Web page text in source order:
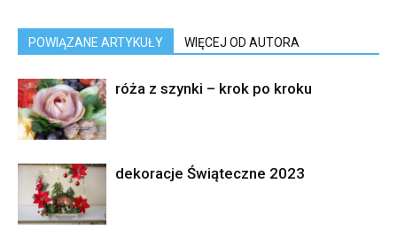
POWIĄZANE ARTYKUŁY WIĘCEJ OD AUTORA
róża z szynki – krok po kroku
dekoracje Świąteczne 2023